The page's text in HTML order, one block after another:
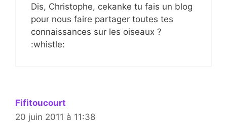
Dis, Christophe, cekanke tu fais un blog
pour nous faire partager toutes tes
connaissances sur les oiseaux ?
:whistle:
Fifitoucourt
20 juin 2011 à 11:38